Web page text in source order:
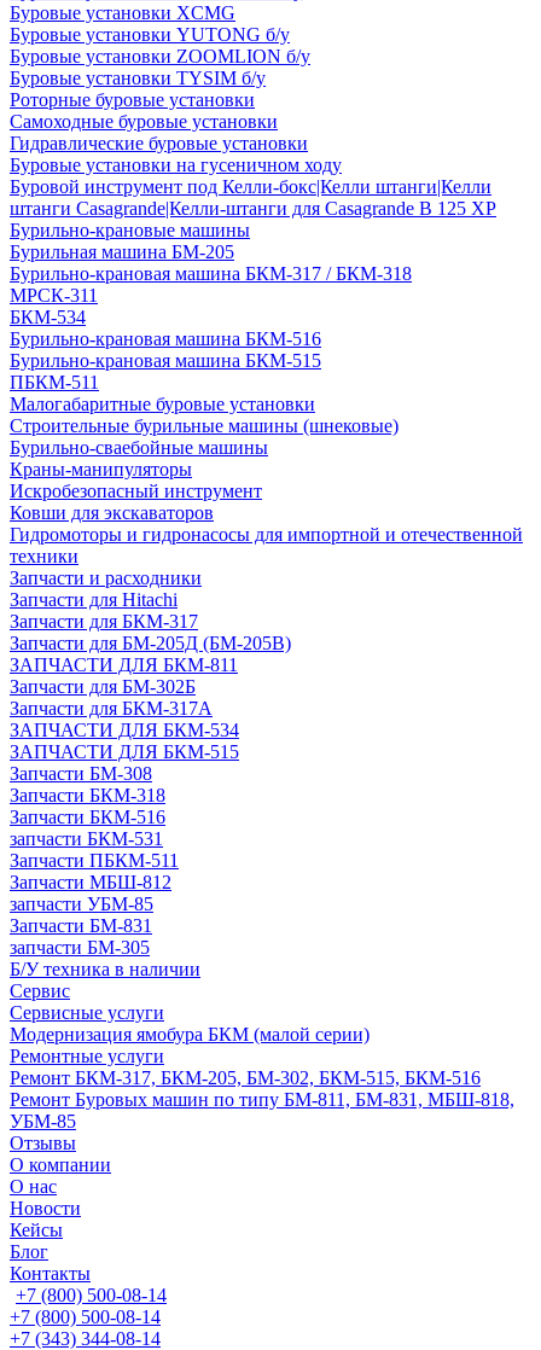
Буровые установки XCMG
Буровые установки YUTONG б/у
Буровые установки ZOOMLION б/у
Буровые установки TYSIM б/у
Роторные буровые установки
Самоходные буровые установки
Гидравлические буровые установки
Буровые установки на гусеничном ходу
Буровой инструмент под Келли-бокс|Келли штанги|Келли
штанги Casagrande|Келли-штанги для Casagrande B 125 XP
Бурильно-крановые машины
Бурильная машина БМ-205
Бурильно-крановая машина БКМ-317 / БКМ-318
МРСК-311
БКМ-534
Бурильно-крановая машина БКМ-516
Бурильно-крановая машина БКМ-515
ПБКМ-511
Малогабаритные буровые установки
Строительные бурильные машины (шнековые)
Бурильно-сваебойные машины
Краны-манипуляторы
Искробезопасный инструмент
Ковши для экскаваторов
Гидромоторы и гидронасосы для импортной и отечественной
техники
Запчасти и расходники
Запчасти для Hitachi
Запчасти для БКМ-317
Запчасти для БМ-205Д (БМ-205В)
ЗАПЧАСТИ ДЛЯ БКМ-811
Запчасти для БМ-302Б
Запчасти для БКМ-317А
ЗАПЧАСТИ ДЛЯ БКМ-534
ЗАПЧАСТИ ДЛЯ БКМ-515
Запчасти БМ-308
Запчасти БКМ-318
Запчасти БКМ-516
запчасти БКМ-531
Запчасти ПБКМ-511
Запчасти МБШ-812
запчасти УБМ-85
Запчасти БМ-831
запчасти БМ-305
Б/У техника в наличии
Сервис
Сервисные услуги
Модернизация ямобура БКМ (малой серии)
Ремонтные услуги
Ремонт БКМ-317, БКМ-205, БМ-302, БКМ-515, БКМ-516
Ремонт Буровых машин по типу БМ-811, БМ-831, МБШ-818,
УБМ-85
Отзывы
О компании
О нас
Новости
Кейсы
Блог
Контакты
+7 (800) 500-08-14
+7 (800) 500-08-14
+7 (343) 344-08-14